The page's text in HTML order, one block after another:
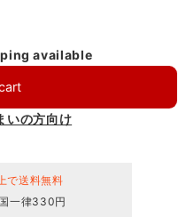
available
いの方向け
で送料無料
一律330円